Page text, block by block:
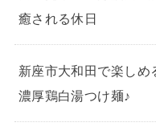
癒される休日
新座市大和田で楽し
濃厚鶏白湯つけ麺♪